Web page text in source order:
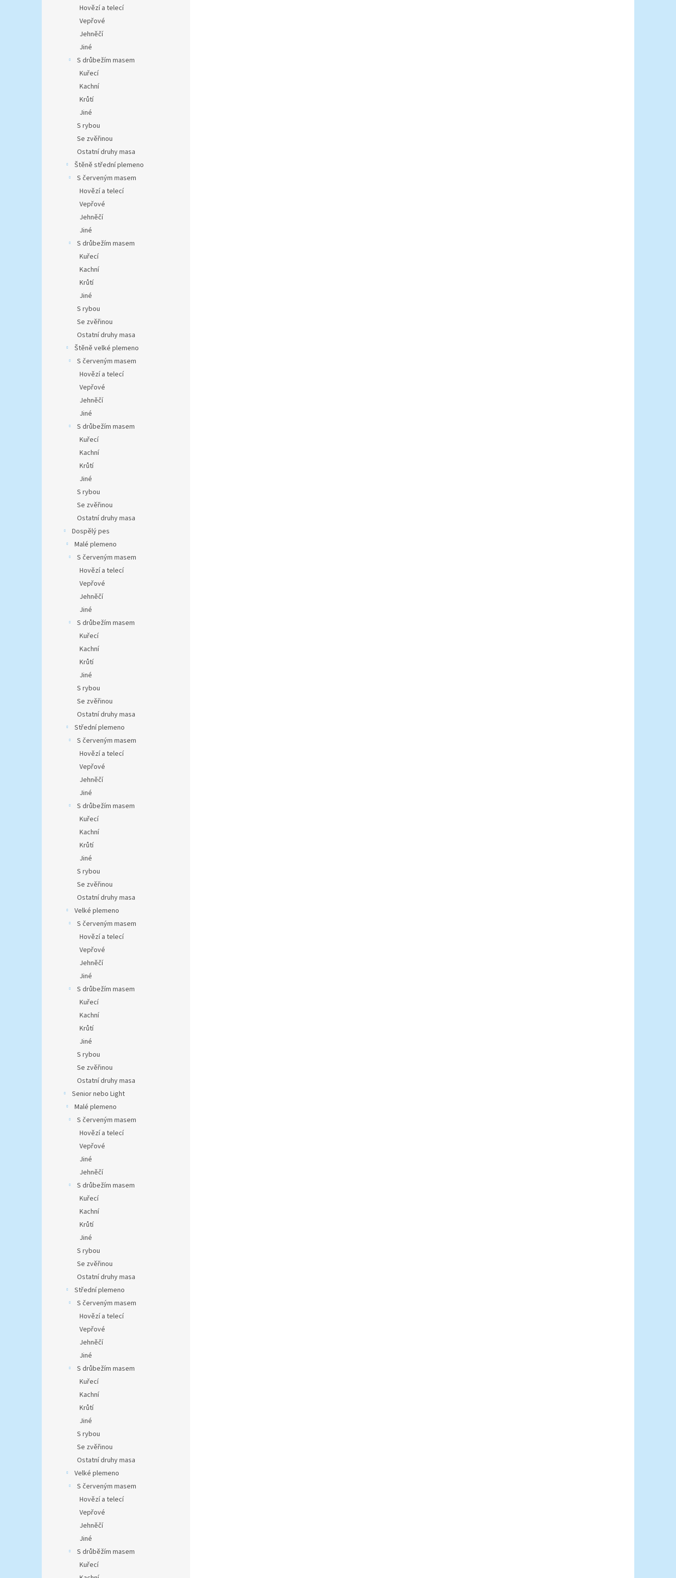
Hovězí a telecí
Vepřové
Jehněčí
Jiné
S drůbežím masem
Kuřecí
Kachní
Krůtí
Jiné
S rybou
Se zvěřinou
Ostatní druhy masa
Štěně střední plemeno
S červeným masem
Hovězí a telecí
Vepřové
Jehněčí
Jiné
S drůbežím masem
Kuřecí
Kachní
Krůtí
Jiné
S rybou
Se zvěřinou
Ostatní druhy masa
Štěně velké plemeno
S červeným masem
Hovězí a telecí
Vepřové
Jehněčí
Jiné
S drůbežím masem
Kuřecí
Kachní
Krůtí
Jiné
S rybou
Se zvěřinou
Ostatní druhy masa
Dospělý pes
Malé plemeno
S červeným masem
Hovězí a telecí
Vepřové
Jehněčí
Jiné
S drůbežím masem
Kuřecí
Kachní
Krůtí
Jiné
S rybou
Se zvěřinou
Ostatní druhy masa
Střední plemeno
S červeným masem
Hovězí a telecí
Vepřové
Jehněčí
Jiné
S drůbežím masem
Kuřecí
Kachní
Krůtí
Jiné
S rybou
Se zvěřinou
Ostatní druhy masa
Velké plemeno
S červeným masem
Hovězí a telecí
Vepřové
Jehněčí
Jiné
S drůbežím masem
Kuřecí
Kachní
Krůtí
Jiné
S rybou
Se zvěřinou
Ostatní druhy masa
Senior nebo Light
Malé plemeno
S červeným masem
Hovězí a telecí
Vepřové
Jiné
Jehněčí
S drůbežím masem
Kuřecí
Kachní
Krůtí
Jiné
S rybou
Se zvěřinou
Ostatní druhy masa
Střední plemeno
S červeným masem
Hovězí a telecí
Vepřové
Jehněčí
Jiné
S drůbežím masem
Kuřecí
Kachní
Krůtí
Jiné
S rybou
Se zvěřinou
Ostatní druhy masa
Velké plemeno
S červeným masem
Hovězí a telecí
Vepřové
Jehněčí
Jiné
S drůběžím masem
Kuřecí